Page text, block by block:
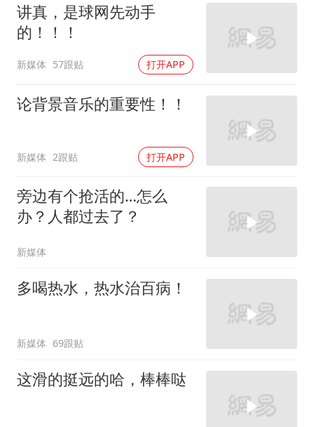
讲真，是球网先动手
的！！！
新媒体 57跟贴 打开APP
论背景音乐的重要性！！
新媒体 2跟贴 打开APP
旁边有个抢活的…怎么
办？人都过去了？
新媒体
多喝热水，热水治百病！
新媒体 69跟贴
这滑的挺远的哈，棒棒哒